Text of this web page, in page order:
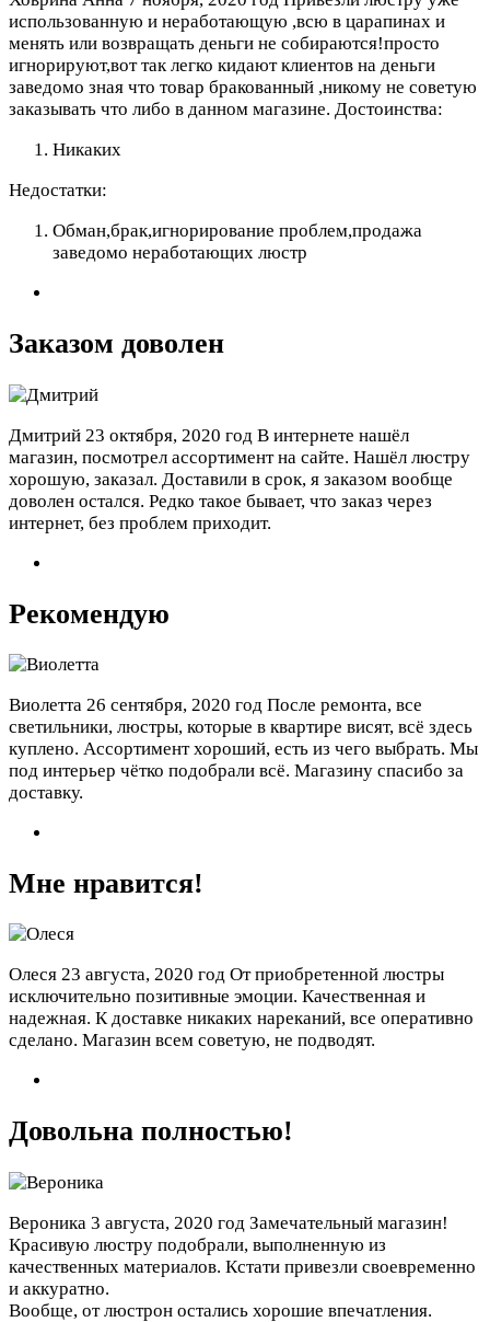
использованную и неработающую ,всю в царапинах и
менять или возвращать деньги не собираются!просто
игнорируют,вот так легко кидают клиентов на деньги
заведомо зная что товар бракованный ,никому не советую
заказывать что либо в данном магазине. Достоинства:
Никаких
Недостатки:
Обман,брак,игнорирование проблем,продажа
заведомо неработающих люстр
Заказом доволен
Дмитрий 23 октября, 2020 год В интернете нашёл
магазин, посмотрел ассортимент на сайте. Нашёл люстру
хорошую, заказал. Доставили в срок, я заказом вообще
доволен остался. Редко такое бывает, что заказ через
интернет, без проблем приходит.
Рекомендую
Виолетта 26 сентября, 2020 год После ремонта, все
светильники, люстры, которые в квартире висят, всё здесь
куплено. Ассортимент хороший, есть из чего выбрать. Мы
под интерьер чётко подобрали всё. Магазину спасибо за
доставку.
Мне нравится!
Олеся 23 августа, 2020 год От приобретенной люстры
исключительно позитивные эмоции. Качественная и
надежная. К доставке никаких нареканий, все оперативно
сделано. Магазин всем советую, не подводят.
Довольна полностью!
Вероника 3 августа, 2020 год Замечательный магазин!
Красивую люстру подобрали, выполненную из
качественных материалов. Кстати привезли своевременно
и аккуратно.
Вообще, от люстрон остались хорошие впечатления.